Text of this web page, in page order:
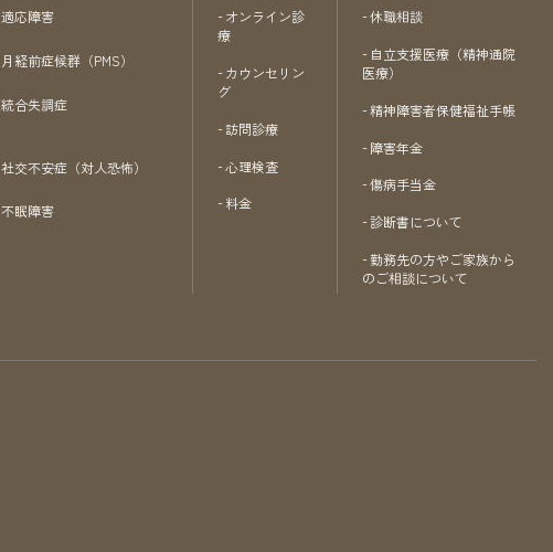
適応障害
月経前症候群（PMS）
統合失調症
社交不安症（対人恐怖）
不眠障害
オンライン診
療
カウンセリン
グ
訪問診療
心理検査
料金
休職相談
自立支援医療（精神通院
医療）
精神障害者保健福祉手帳
障害年金
傷病手当金
診断書について
勤務先の方やご家族から
のご相談について